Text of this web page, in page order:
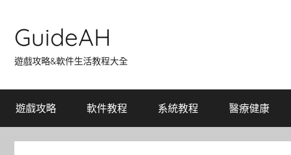
content
GuideAH
遊戲攻略&軟件生活教程大全
遊戲攻略 軟件教程 系統教程 醫療健康